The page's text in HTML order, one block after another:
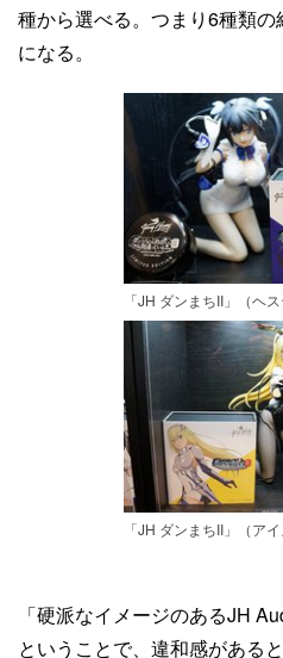
種から選べる。つまり6種類
になる。
「JH ダンまちII」（ヘ
「JH ダンまちII」（アイ
「硬派なイメージのあるJH
ということで、違和感がある